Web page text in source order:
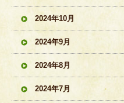
2024年10月
2024年9月
2024年8月
2024年7月